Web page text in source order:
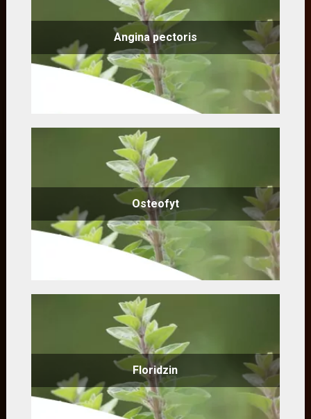
Angina pectoris
Osteofyt
Floridzin